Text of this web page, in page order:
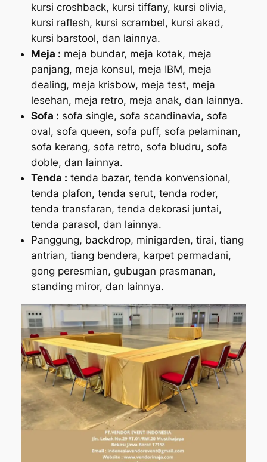
kursi croshback, kursi tiffany, kursi olivia,
kursi raflesh, kursi scrambel, kursi akad,
kursi barstool, dan lainnya.
Meja : meja bundar, meja kotak, meja
panjang, meja konsul, meja IBM, meja
dealing, meja krisbow, meja test, meja
lesehan, meja retro, meja anak, dan lainnya.
Sofa : sofa single, sofa scandinavia, sofa
oval, sofa queen, sofa puff, sofa pelaminan,
sofa kerang, sofa retro, sofa bludru, sofa
doble, dan lainnya.
Tenda : tenda bazar, tenda konvensional,
tenda plafon, tenda serut, tenda roder,
tenda transfaran, tenda dekorasi juntai,
tenda parasol, dan lainnya.
Panggung, backdrop, minigarden, tirai, tiang
antrian, tiang bendera, karpet permadani,
gong peresmian, gubugan prasmanan,
standing miror, dan lainnya.